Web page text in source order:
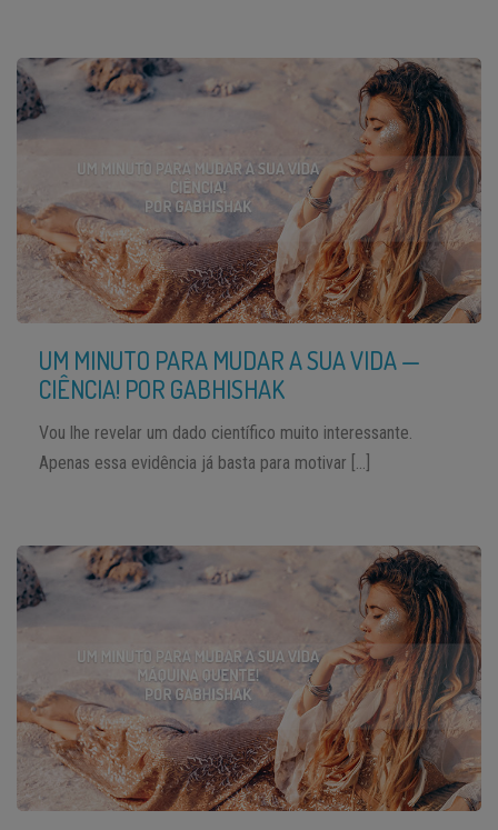
UM MINUTO PARA MUDAR A SUA VIDA —
CIÊNCIA! POR GABHISHAK
Vou lhe revelar um dado científico muito interessante.
Apenas essa evidência já basta para motivar […]